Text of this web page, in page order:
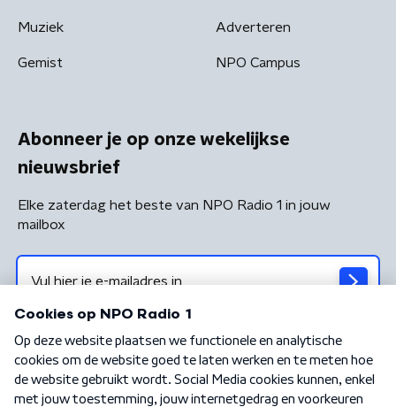
Muziek
Gemist
Adverteren
NPO Campus
Abonneer je op onze wekelijkse
nieuwsbrief
Elke zaterdag het beste van NPO Radio 1 in jouw
mailbox
Algemene voorwaarden